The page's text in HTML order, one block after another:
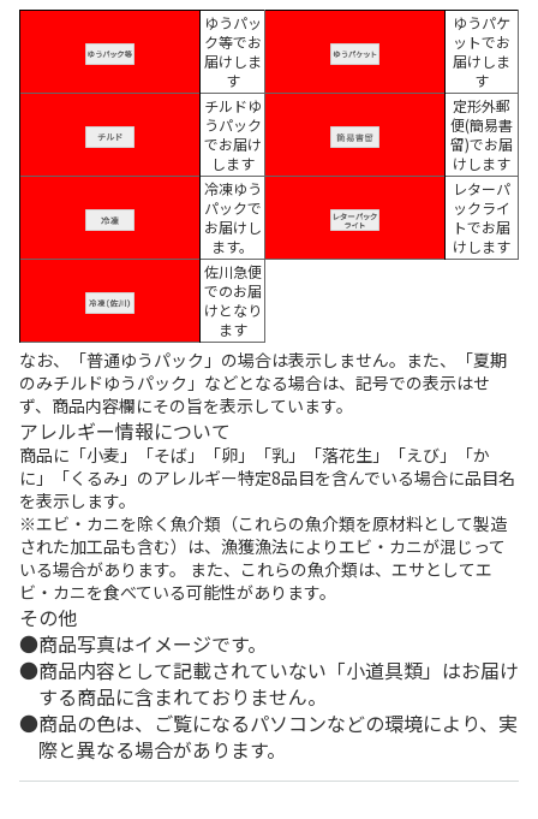
ゆうパッ
ク等でお
届けしま
す
ゆうパケ
ットでお
届けしま
す
チルドゆ
うパック
でお届け
します
定形外郵
便(簡易書
留)でお届
けします
冷凍ゆう
パックで
お届けし
ます。
レターパ
ックライ
トでお届
けします
佐川急便
でのお届
けとなり
ます
なお、「普通ゆうパック」の場合は表示しません。また、「夏期
のみチルドゆうパック」などとなる場合は、記号での表示はせ
ず、商品内容欄にその旨を表示しています。
アレルギー情報について
商品に「小麦」「そば」「卵」「乳」「落花生」「えび」「か
に」「くるみ」のアレルギー特定8品目を含んでいる場合に品目名
を表示します。
※エビ・カニを除く魚介類（これらの魚介類を原材料として製造
された加工品も含む）は、漁獲漁法によりエビ・カニが混じって
いる場合があります。 また、これらの魚介類は、エサとしてエ
ビ・カニを食べている可能性があります。
その他
商品写真はイメージです。
商品内容として記載されていない「小道具類」はお届け
する商品に含まれておりません。
商品の色は、ご覧になるパソコンなどの環境により、実
際と異なる場合があります。